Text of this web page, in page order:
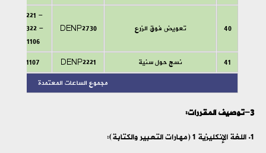
40 تعويض فوق الزرع DENP2730
DENP2221 -
DENP2322 -
DENP1106
41
نسج حول سنية DENP2221
DENP1107
مجموع الساعات المعتمدة
3-توصيف المقررات:
اللغة الإنكليزية 1 (مهارات التعبير والكتابة):